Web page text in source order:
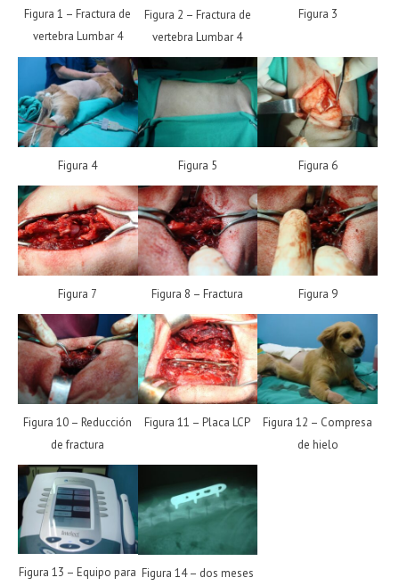
Figura 1 – Fractura de
vertebra Lumbar 4
Figura 2 – Fractura de
vertebra Lumbar 4
Figura 3
Figura 4 Figura 5 Figura 6
Figura 7 Figura 8 – Fractura Figura 9
Figura 10 – Reducción
de fractura
Figura 11 – Placa LCP
Figura 12 – Compresa
de hielo
Figura 13 – Equipo para Figura 14 – dos meses